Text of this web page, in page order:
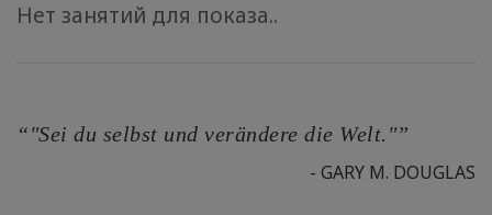
Нет занятий для показа..
“"Sei du selbst und verändere die Welt."”
- GARY M. DOUGLAS